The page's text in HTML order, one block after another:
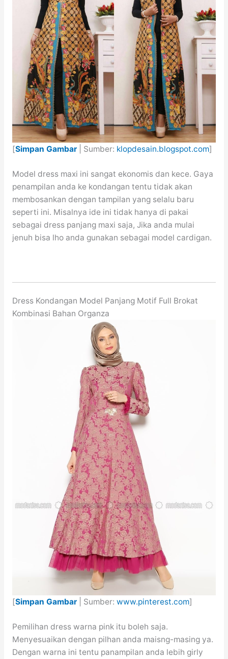
[Simpan Gambar| Sumber: klopdesain.blogspot.com]
Model dress maxi ini sangat ekonomis dan kece. Gaya
penampilan anda ke kondangan tentu tidak akan
membosankan dengan tampilan yang selalu baru
seperti ini. Misalnya ide ini tidak hanya di pakai
sebagai dress panjang maxi saja, Jika anda mulai
jenuh bisa lho anda gunakan sebagai model cardigan.
Dress Kondangan Model Panjang Motif Full Brokat
Kombinasi Bahan Organza
[Simpan Gambar| Sumber: www.pinterest.com]
Pemilihan dress warna pink itu boleh saja.
Menyesuaikan dengan pilhan anda maisng-masing ya.
Dengan warna ini tentu panampilan anda lebih girly